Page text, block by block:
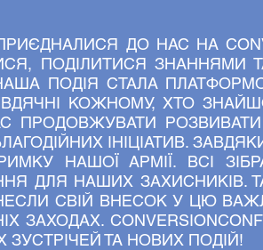
ДО НАС НА
ПОДІЛИТИСЯ ЗНАННЯМИ
ПОДІЯ СТАЛА
КОЖНОМУ, ХТО
ПРОДОВЖУВАТИ
ІНІЦІАТИВ.
НАШОЇ АРМІЇ. ВСІ
ДЛЯ НАШИХ
СВІЙ ВНЕСОК У ЦЮ
ЗАХОДАХ.
ТА НОВИХ ПОДІЙ!